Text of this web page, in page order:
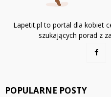
Lapetit.pl to portal dla kobiet
szukających porad z
POPULARNE POSTY